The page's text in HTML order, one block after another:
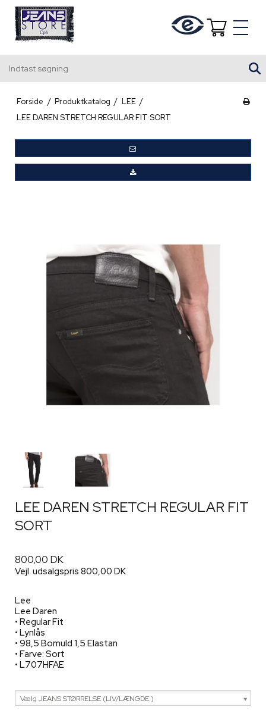
Forside / Produktkatalog / LEE /
LEE DAREN STRETCH REGULAR FIT SORT
LEE DAREN STRETCH REGULAR FIT
SORT
800,00 DK
Vejl. udsalgspris 800,00 DK
Lee
Lee Daren
• Regular Fit
• Lynlås
• 98,5 Bomuld 1,5 Elastan
• Farve: Sort
• L707HFAE
Vælg JEANS STØRRELSE (LIV/LÆNGDE.)